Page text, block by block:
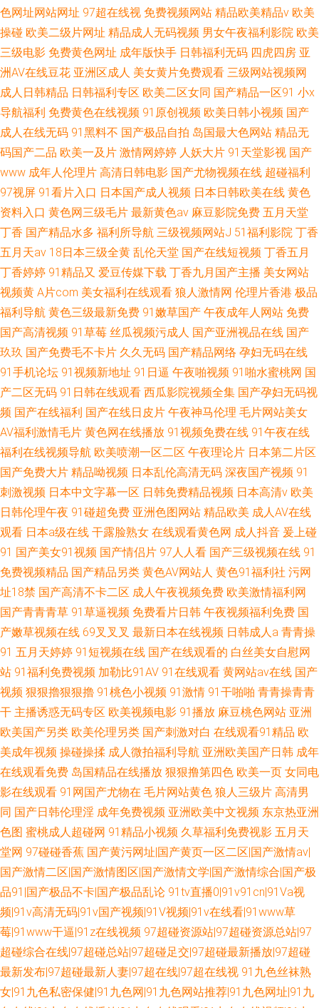
色网址网站网址 97超在线视 免费视频网站 精品欧美精品v 欧美
操碰 欧美二级片网址 精品成人无码视频 男女午夜福利影院 欧美
三级电影 免费黄色网址 成年版快手 日韩福利无码 四虎四房 亚
洲AV在线豆花 亚洲区成人 美女黄片免费观看 三级网站视频网
成人日韩精品 日韩福利专区 欧美二区女同 国产精品一区91 小x
导航福利 免费黄色在线视频 91原创视频 欧美日韩小视频 国产
成人在线无码 91黑料不 国产极品自拍 岛国最大色网站 精品无
码国产二品 欧美一及片 激情网婷婷 人妖大片 91天堂影视 国产
www 成年人伦理片 高清日韩电影 国产尤物视频在线 超碰福利
97视屏 91看片入口 日本国产成人视频 日本日韩欧美在线 黄色
资料入口 黄色网三级毛片 最新黄色av 麻豆影院免费 五月天堂
丁香 国产精品水多 福利所导航 三级视频网站J 51福利影院 丁香
五月天av 18日本三级全黄 乱伦天堂 国产在线短视频 丁香五月
丁香婷婷 91精品又 爱豆传媒下载 丁香九月国产主播 美女网站
视频黄 A片com 美女福利在线观看 狼人激情网 伦理片香港 极品
福利导航 黄色三级最新免费 91嫩草国产 午夜成年人网站 免费
国产高清视频 91草莓 丝瓜视频污成人 国产亚洲视品在线 国产
玖玖 国产免费毛不卡片 久久无码 国产精品网络 孕妇无码在线
91手机论坛 91视频新地址 91日逼 午夜啪视频 91啪水蜜桃网 国
产二区无码 91日韩在线观看 西瓜影院视频全集 国产孕妇无码视
频 国产在线福利 国产在线日皮片 午夜神马伦理 毛片网站美女
AV福利激情毛片 黄色网在线播放 91视频免费在线 91午夜在线
福利在线视频导航 欧美喷潮一区二区 午夜理论片 日本第二片区
国产免费大片 精品呦视频 日本乱伦高清无码 深夜国产视频 91
刺激视频 日本中文字幕一区 日韩免费精品视频 日本高清v 欧美
日韩伦理午夜 91碰超免费 亚洲色图网站 精品欧美 成人AV在线
观看 日本a级在线 干露脸熟女 在线观看黄色网 成人抖音 爰上碰
91 国产美女91视频 国产情侣片 97人人看 国产三级视频在线 91
免费视频精品 国产精品另类 黄色AV网站人 黄色91福利社 污网
址18禁 国产高清不卡二区 成人午夜视频免费 欧美激情福利网
国产青青青草 91草逼视频 免费看片日韩 午夜视频福利免费 国
产嫩草视频在线 69叉叉叉 最新日本在线视频 日韩成人a 青青操
91 五月天婷婷 91短视频在线 国产在线观看的 白丝美女自慰网
站 91福利免费视频 加勒比91AV 91在线观看 黄网站av在线 国产
视频 狠狠擼狠狠擼 91桃色小视频 91激情 91干啪啪 青青操青青
干 主播诱惑无码专区 欧美视频电影 91播放 麻豆桃色网站 亚洲
欧美国产另类 欧美伦理另类 国产刺激对白 在线观看91精品 欧
美成年视频 操碰操揉 成人微拍福利导航 亚洲欧美国产日韩 成年
在线观看免费 岛国精品在线播放 狠狠撸第四色 欧美一页 女同电
影在线观看 91网国产尤物在 毛片网站黄色 狼人三级片 高清男
同 国产日韩伦理淫 成年免费视频 亚洲欧美中文视频 东京热亚洲
色图 蜜桃成人超碰网 91精品小视频 久草福利免费视影 五月天
堂网 97碰碰香蕉 国产黄污网址|国产黄页一区二区|国产激情av|
国产激情二区|国产激情图区|国产激情文学|国产激情综合|国产极
品91|国产极品不卡|国产极品乱论 91tv直播0|91v91cn|91Va视
频|91v高清无码|91v国产视频|91V视频|91v在线看|91www草
莓|91www干逼|91z在线视频 97超碰资源站|97超碰资源总站|97
超碰综合在线|97超碰总站|97超碰足交|97超碰最新播放|97超碰
最新发布|97超碰最新人妻|97超在线|97超在线视 91九色丝袜熟
女|91九色私密保健|91九色网|91九色网站推荐|91九色网址|91九